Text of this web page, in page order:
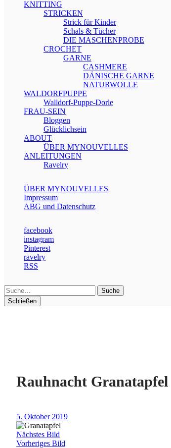
KNITTING
STRICKEN
Strick für Kinder
Schals & Tücher
DIE MASCHENPROBE
CROCHET
GARNE
CASHMERE
DÄNISCHE GARNE
NATURWOLLE
WALDORFPUPPE
Walldorf-Puppe-Dorle
FRAU-SEIN
Bloggen
Glücklichsein
ABOUT
ÜBER MYNOUVELLES
ANLEITUNGEN
Ravelry
ÜBER MYNOUVELLES
Impressum
ABG und Datenschutz
facebook
instagram
Pinterest
ravelry
RSS
Suche
Schließen
Rauhnacht Granatapfel
5. Oktober 2019
Nächstes Bild
Vorheriges Bild